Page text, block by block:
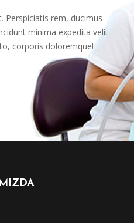
Perspiciatis rem, ducimus
minima expedita velit
corporis doloremque!